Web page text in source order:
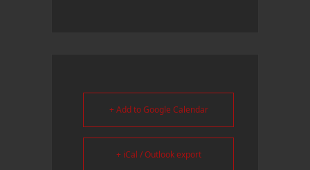
+ Add to Google Calendar
+ iCal / Outlook export